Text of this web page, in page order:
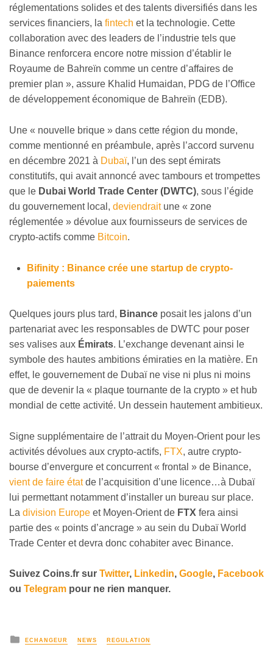
réglementations solides et des talents diversifiés dans les
services financiers, la fintech et la technologie. Cette
collaboration avec des leaders de l’industrie tels que
Binance renforcera encore notre mission d’établir le
Royaume de Bahreïn comme un centre d’affaires de
premier plan », assure Khalid Humaidan, PDG de l’Office
de développement économique de Bahreïn (EDB).
Une « nouvelle brique » dans cette région du monde,
comme mentionné en préambule, après l’accord survenu
en décembre 2021 à Dubaï, l’un des sept émirats
constitutifs, qui avait annoncé avec tambours et trompettes
que le Dubai World Trade Center (DWTC), sous l’égide
du gouvernement local, deviendraitune « zone
réglementée » dévolue aux fournisseurs de services de
crypto-actifs comme Bitcoin.
Bifinity : Binance crée une startup de crypto-
paiements
Quelques jours plus tard, Binance posait les jalons d’un
partenariat avec les responsables de DWTC pour poser
ses valises aux Émirats. L’exchange devenant ainsi le
symbole des hautes ambitions émiraties en la matière. En
effet, le gouvernement de Dubaï ne vise ni plus ni moins
que de devenir la « plaque tournante de la crypto » et hub
mondial de cette activité. Un dessein hautement ambitieux.
Signe supplémentaire de l’attrait du Moyen-Orient pour les
activités dévolues aux crypto-actifs, FTX, autre crypto-
bourse d’envergure et concurrent « frontal » de Binance,
vient de faire étatde l’acquisition d’une licence…à Dubaï
lui permettant notamment d’installer un bureau sur place.
La division Europe et Moyen-Orient de FTX fera ainsi
partie des « points d’ancrage » au sein du Dubaï World
Trade Center et devra donc cohabiter avec Binance.
Suivez Coins.fr sur Twitter, Linkedin, Google, Facebook
ou Telegram pour ne rien manquer.
ECHANGEUR NEWS REGULATION